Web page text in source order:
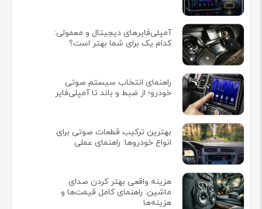
آمپلی‌فایرهای دیجیتال و معمولی:
کدام یک برای شما بهتر است؟
راهنمای انتخاب سیستم صوتی
خودرو؛ از ضبط و باند تا آمپلی‌فایر
بهترین ترکیب قطعات صوتی برای
انواع خودروها: راهنمای عملی
هزینه واقعی بهتر کردن صدای
ماشین: راهنمای کامل قیمت‌ها و
هزینه‌ها